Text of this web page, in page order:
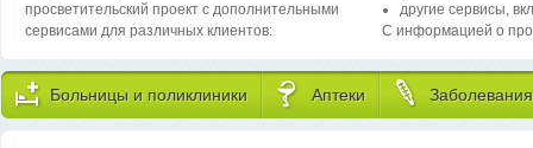
просветительский проект с дополнительными
сервисами для различных клиентов:
другие сервисы,
С информацией о
Больницы и поликлиники Аптеки Заболевания